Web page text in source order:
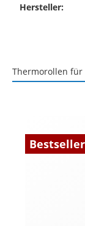
Hersteller:
Thermorollen für
Bestseller